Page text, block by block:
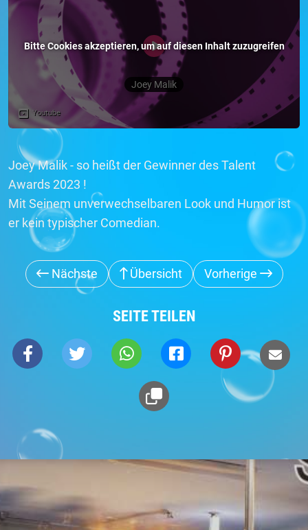
Joey Malik - so heißt der Gewinner des Talent
Awards 2023 !
Mit Seinem unverwechselbaren Look und Humor ist
er kein typischer Comedian.
Nächste Übersicht Vorherige
SEITE TEILEN